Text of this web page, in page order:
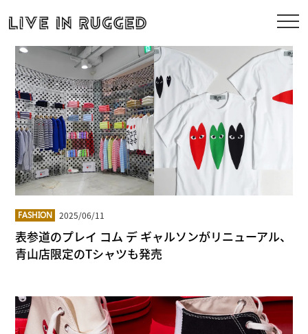
FASHION 2025/06/11
表参道のプレイ コム デ ギャルソンがリニューアル、
青山店限定のTシャツも発売